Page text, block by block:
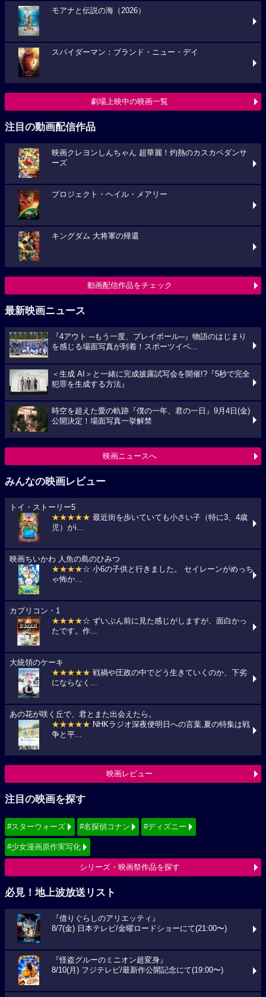
モアナと伝説の海（2026）
スパイダーマン：ブランド・ニュー・デイ
劇場上映中の映画一覧
注目の動画配信作品
映画クレヨンしんちゃん 超華麗！灼熱のカスカベダンサ
ーズ
プロジェクト・ヘイル・メアリー
キングダム 大将軍の帰還
動画配信作品をチェック
最新映画ニュース
『4アウト ─もう一度、プレイボール─』物語のはじまり
を感じる場面写真が到着！スポーツイベ...
＜生成 AI＞と一緒に完成披露試写会を開催!?『5秒で完全
犯罪を生成する方法』
時空を超えた愛の軌跡『僕の一年、君の一日』9月4日(金)
公開決定！場面写真一挙解禁
映画ニュースへ
みんなの映画レビュー
トイ・ストーリー5
★★★★★ 最近街を歩いていても小さい子（特に3、4歳
児）がi...
映画ちいかわ 人魚の島のひみつ
★★★★☆ 小6の子供と行きました。 セイレーンがめっち
ゃ怖か...
カプリコン・1
★★★★☆ ずいぶん前に見た感じがしますが、面白かっ
たです。作...
大統領のケーキ
★★★★★ 戦禍や圧政の中でどう生きていくのか、下劣
にならなく...
あの花が咲く丘で、君とまた出会えたら。
★★★★★ NHKラジオ深夜便明日への言葉,夏の特集は戦
争と平...
映画レビュー
注目の映画を探す
#スターウォーズ #名探偵コナン #ディズニー
#少女漫画原作実写化
シリーズ・映画祭作品を探す
必見！地上波放送リスト
『借りぐらしのアリエッティ』
8/7(金) 日本テレビ/金曜ロードショーにて(21:00〜)
『怪盗グルーのミニオン超変身』
8/10(月) フジテレビ/最新作公開記念にて(19:00〜)